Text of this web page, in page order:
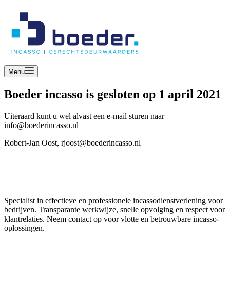
Menu
Boeder incasso is gesloten op 1 april 2021
Uiteraard kunt u wel alvast een e-mail sturen naar
info@boederincasso.nl
Robert-Jan Oost, rjoost@boederincasso.nl
Specialist in effectieve en professionele incassodienstverlening voor
bedrijven. Transparante werkwijze, snelle opvolging en respect voor
klantrelaties. Neem contact op voor vlotte en betrouwbare incasso-
oplossingen.